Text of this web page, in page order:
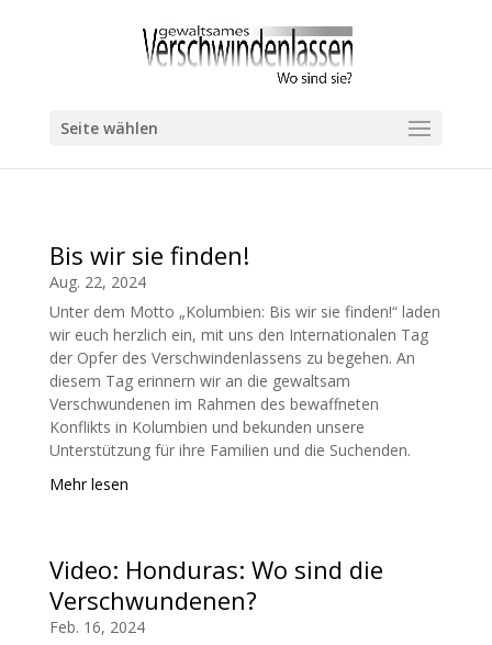
Seite wählen
Bis wir sie finden!
Aug. 22, 2024
Unter dem Motto „Kolumbien: Bis wir sie finden!“ laden
wir euch herzlich ein, mit uns den Internationalen Tag
der Opfer des Verschwindenlassens zu begehen. An
diesem Tag erinnern wir an die gewaltsam
Verschwundenen im Rahmen des bewaffneten
Konflikts in Kolumbien und bekunden unsere
Unterstützung für ihre Familien und die Suchenden.
Mehr lesen
Video: Honduras: Wo sind die
Verschwundenen?
Feb. 16, 2024